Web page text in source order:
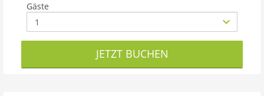
Gäste
JETZT BUCHEN